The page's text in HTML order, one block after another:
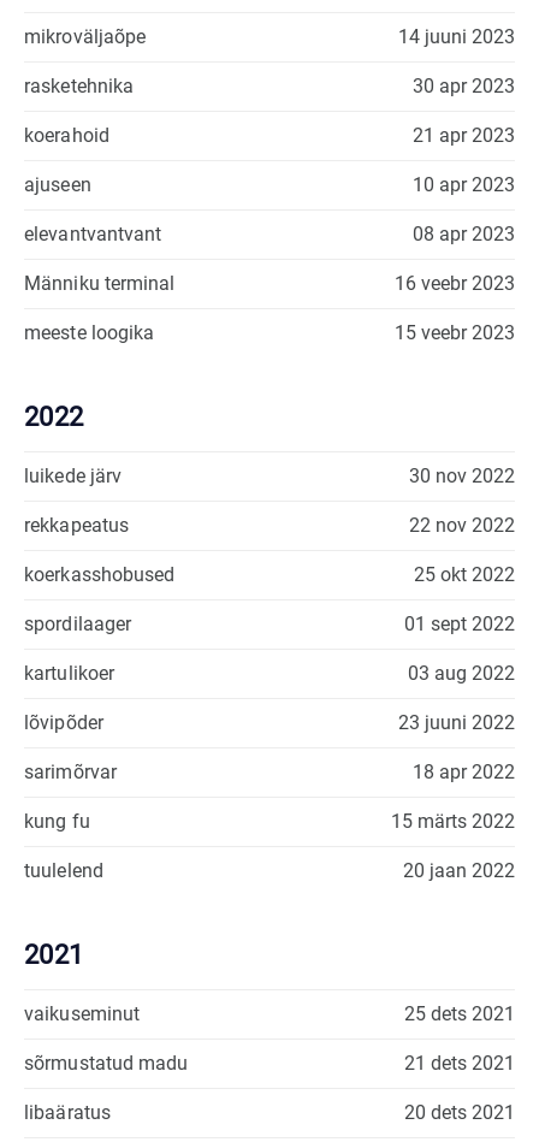
mikroväljaõpe 14 juuni 2023
rasketehnika 30 apr 2023
koerahoid 21 apr 2023
ajuseen 10 apr 2023
elevantvantvant 08 apr 2023
Männiku terminal 16 veebr 2023
meeste loogika 15 veebr 2023
2022
luikede järv 30 nov 2022
rekkapeatus 22 nov 2022
koerkasshobused 25 okt 2022
spordilaager 01 sept 2022
kartulikoer 03 aug 2022
lõvipõder 23 juuni 2022
sarimõrvar 18 apr 2022
kung fu 15 märts 2022
tuulelend 20 jaan 2022
2021
vaikuseminut 25 dets 2021
sõrmustatud madu 21 dets 2021
libaäratus 20 dets 2021